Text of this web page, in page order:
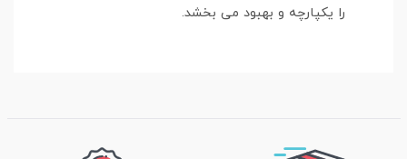
را یکپارچه و بهبود می بخشد.